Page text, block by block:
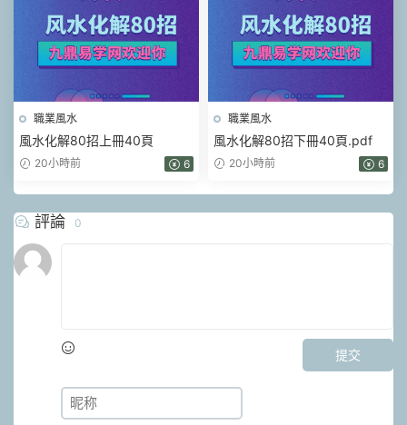
職業風水
風水化解80招上冊40頁
20小時前 6
職業風水
風水化解80招下冊40頁.pdf
20小時前 6
評論 0
提交